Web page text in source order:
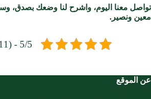
تواصل معنا اليوم، واشرح لنا وضعك بصدق،
معين ونصير.
5/5 - (11 صوت)
عن الموقع